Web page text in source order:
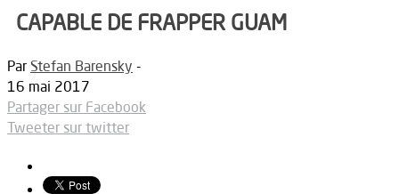
CAPABLE DE FRAPPER GUAM
Par Stefan Barensky -
16 mai 2017
Partager sur Facebook
Tweeter sur twitter